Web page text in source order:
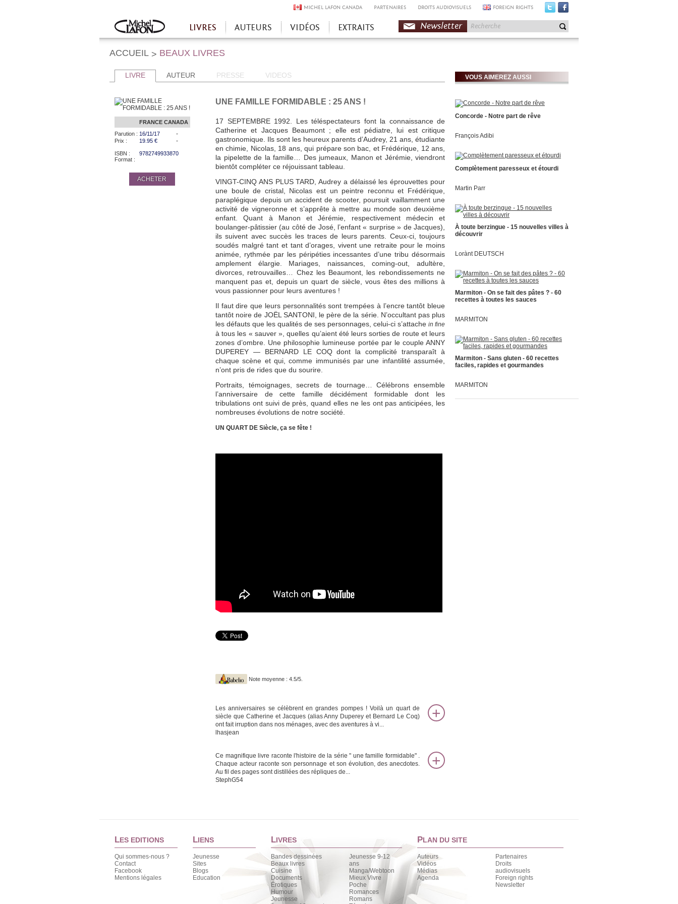
MICHEL LAFON CANADA PARTENAIRES DROITS AUDIOVISUELS FOREIGN RIGHTS
Accueil
LIVRES AUTEURS VIDÉOS EXTRAITS Newsletter
ACCUEIL > BEAUX LIVRES
LIVRE AUTEUR PRESSE VIDEOS
FRANCE CANADA
Parution : 16/11/17 -
Prix : 19.95 € -
ISBN :
9782749933870
Format :
ACHETER
UNE FAMILLE FORMIDABLE : 25 ANS !
17 SEPTEMBRE 1992. Les téléspectateurs font la connaissance de
Catherine et Jacques Beaumont ; elle est pédiatre, lui est critique
gastronomique. Ils sont les heureux parents d’Audrey, 21 ans, étudiante
en chimie, Nicolas, 18 ans, qui prépare son bac, et Frédérique, 12 ans,
la pipelette de la famille… Des jumeaux, Manon et Jérémie, viendront
bientôt compléter ce réjouissant tableau.
VINGT-CINQ ANS PLUS TARD, Audrey a délaissé les éprouvettes pour
une boule de cristal, Nicolas est un peintre reconnu et Frédérique,
paraplégique depuis un accident de scooter, poursuit vaillamment une
activité de vigneronne et s’apprête à mettre au monde son deuxième
enfant. Quant à Manon et Jérémie, respectivement médecin et
boulanger-pâtissier (au côté de José, l’enfant « surprise » de Jacques),
ils suivent avec succès les traces de leurs parents. Ceux-ci, toujours
soudés malgré tant et tant d’orages, vivent une retraite pour le moins
animée, rythmée par les péripéties incessantes d’une tribu désormais
amplement élargie. Mariages, naissances, coming-out, adultère,
divorces, retrouvailles… Chez les Beaumont, les rebondissements ne
manquent pas et, depuis un quart de siècle, vous êtes des millions à
vous passionner pour leurs aventures !
Il faut dire que leurs personnalités sont trempées à l’encre tantôt bleue
tantôt noire de JOËL SANTONI, le père de la série. N’occultant pas plus
les défauts que les qualités de ses personnages, celui-ci s’attache in fine
à tous les « sauver », quelles qu’aient été leurs sorties de route et leurs
zones d’ombre. Une philosophie lumineuse portée par le couple ANNY
DUPEREY — BERNARD LE COQ dont la complicité transparaît à
chaque scène et qui, comme immunisés par une infantilité assumée,
n’ont pris de rides que du sourire.
Portraits, témoignages, secrets de tournage… Célébrons ensemble
l’anniversaire de cette famille décidément formidable dont les
tribulations ont suivi de près, quand elles ne les ont pas anticipées, les
nombreuses évolutions de notre société.
UN QUART DE Siècle, ça se fête !
Note moyenne : 4.5/5.
Les anniversaires se célèbrent en grandes pompes ! Voilà un quart de
siècle que Catherine et Jacques (alias Anny Duperey et Bernard Le Coq)
ont fait irruption dans nos ménages, avec des aventures à vi...
lhasjean
Ce magnifique livre raconte l'histoire de la série " une famille formidable" .
Chaque acteur raconte son personnage et son évolution, des anecdotes.
Au fil des pages sont distillées des répliques de...
StephG54
VOUS AIMEREZ AUSSI
Concorde - Notre part de rêve
François Adibi
Complètement paresseux et étourdi
Martin Parr
À toute berzingue - 15 nouvelles villes à
découvrir
Lorànt DEUTSCH
Marmiton - On se fait des pâtes ? - 60
recettes à toutes les sauces
MARMITON
Marmiton - Sans gluten - 60 recettes
faciles, rapides et gourmandes
MARMITON
LES EDITIONS
Qui sommes-nous ?
Contact
Facebook
Mentions légales
LIENS
Jeunesse
Sites
Blogs
Education
LIVRES
Bandes dessinées
Beaux livres
Cuisine
Documents
Érotiques
Humour
Jeunesse
Jeunesse 9-12
ans
Manga/Webtoon
Mieux Vivre
Poche
Romances
Romans
PLAN DU SITE
Auteurs
Vidéos
Médias
Agenda
Partenaires
Droits
audiovisuels
Foreign rights
Newsletter